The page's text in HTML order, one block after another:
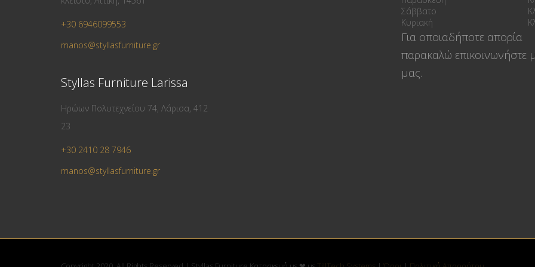
+30 6946099553
manos@styllasfurniture.gr
Styllas Furniture Larissa
Ηρώων Πολυτεχνείου 74, Λάρισα, 412
23
+30 2410 28 7946
manos@styllasfurniture.gr
Σάββατο
Κυριακή
Για οποιαδήποτε απορία
παρακαλώ επικοινωνήστε
μας.